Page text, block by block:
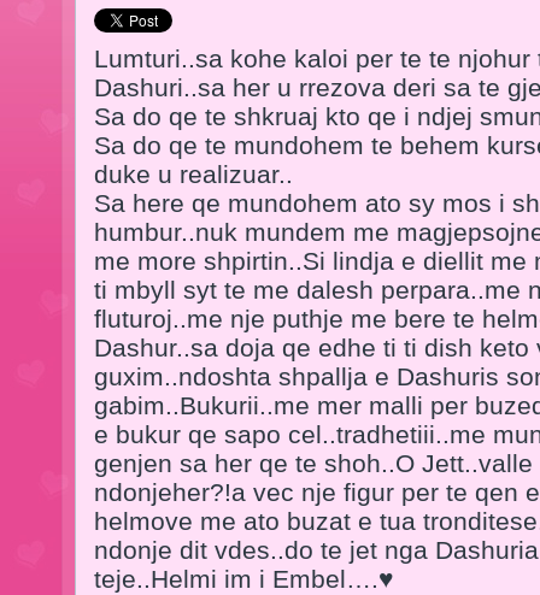
Lumturi..sa kohe kaloi per te te njohur
Dashuri..sa her u rrezova deri sa te
Sa do qe te shkruaj kto qe i ndjej
Sa do qe te mundohem te behem
duke u realizuar..
Sa here qe mundohem ato sy mos i
humbur..nuk mundem me
me more shpirtin..Si lindja e diellit me
ti mbyll syt te me dalesh perpara..me
fluturoj..me nje puthje me bere te
Dashur..sa doja qe edhe ti ti dish keto
guxim..ndoshta shpallja e Dashuris
gabim..Bukurii..me mer malli per
e bukur qe sapo cel..tradhetiii..me
genjen sa her qe te shoh..O
ndonjeher?!a vec nje figur per te qen
helmove me ato buzat e tua
ndonje dit vdes..do te jet nga
teje..Helmi im i Embel….♥